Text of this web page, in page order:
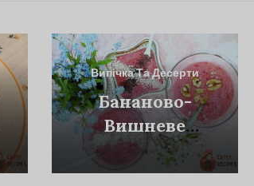
Випічка Та Десерти
Бананово-
Вишневе
Морозиво